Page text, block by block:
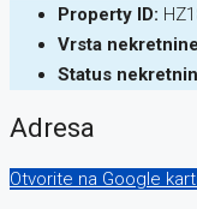
Property ID:
Vrsta
Status
Adresa
Otvorite na Google